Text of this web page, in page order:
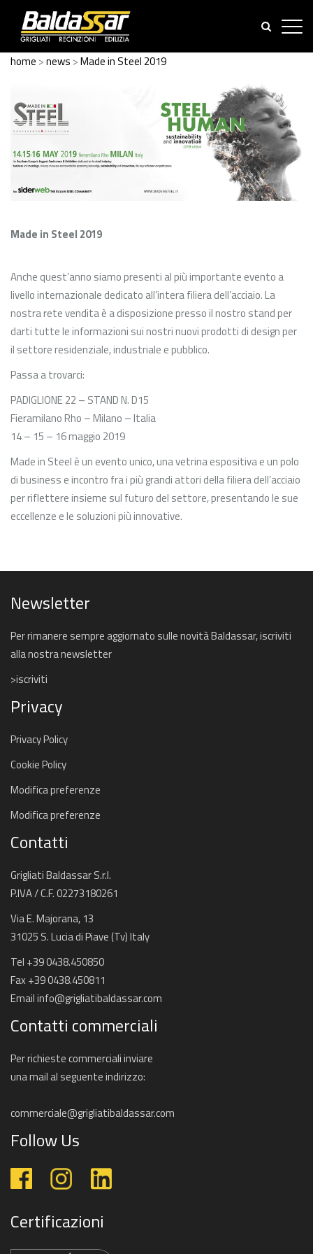
home >news >Made in Steel 2019
Made in Steel 2019
Anche quest’anno siamo presenti al più importante evento a
livello internazionale dedicato all’intera filiera dell’acciaio. La
nostra rete vendita è a disposizione presso il nostro stand per
darti tutte le informazioni sui nostri nuovi prodotti di design per
il settore residenziale, industriale e pubblico.
Passa a trovarci:
PADIGLIONE 22 – STAND N. D15
Fieramilano Rho – Milano – Italia
14 – 15 – 16 maggio 2019
Made in Steel è un evento unico, una vetrina espositiva e un polo
di business e incontro fra i più grandi attori della filiera dell’acciaio
per riflettere insieme sul futuro del settore, presentando le sue
eccellenze e le soluzioni più innovative.
Newsletter
Per rimanere sempre aggiornato sulle novità Baldassar, iscriviti
alla nostra newsletter
>iscriviti
Privacy
Privacy Policy
Cookie Policy
Modifica preferenze
Modifica preferenze
Contatti
Grigliati Baldassar S.r.l.
P.IVA / C.F. 02273180261
Via E. Majorana, 13
31025 S. Lucia di Piave (Tv) Italy
Tel +39 0438.450850
Fax +39 0438.450811
Emailinfo@grigliatibaldassar.com
Contatti commerciali
Per richieste commerciali inviare
una mail al seguente indirizzo:
commerciale@grigliatibaldassar.com
Follow Us
Certificazioni